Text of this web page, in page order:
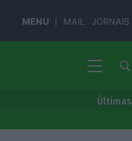
MENU MAIL JORNAIS
Últimas